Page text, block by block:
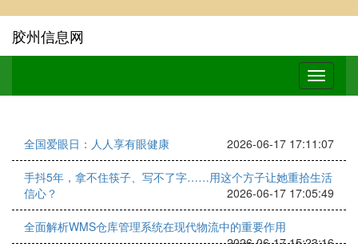
胶州信息网
全国爱眼日：人人享有眼健康 2026-06-17 17:11:07
手抖5年，拿不住筷子、写不了字……用这个方子让她重拾生活
信心？
2026-06-17 17:05:49
全面解析WMS仓库管理系统在现代物流中的重要作用
2026-06-17 15:23:16